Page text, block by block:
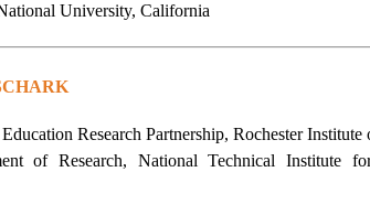
University, California
Research Partnership, Rochester
of Research, National Technical Institute